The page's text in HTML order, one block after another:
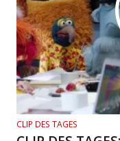
CLIP DES TAGES